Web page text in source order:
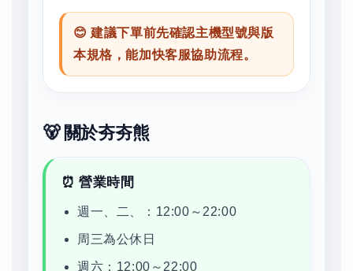
😊 建議下單前先確認主機型號與版
本規格，能加快客服協助流程。
🐻 關於夯夯熊
⏰ 營業時間
週一、二、：12:00～22:00
周三為公休日
週六：12:00～22:00